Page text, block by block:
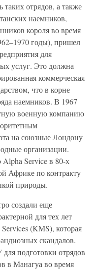
таких отрядов, а также
наемников,
короля во время
годы), пришел
для
услуг. Это должна
коммерческая
что в корне
наемников. В 1967
военную компанию
на союзные Лондону
организации.
Service в 80-х
Африке по контракту
природы.
создали еще
для тех лет
(KMS), которая
скандалов.
подготовки отрядов
в Манагуа во время